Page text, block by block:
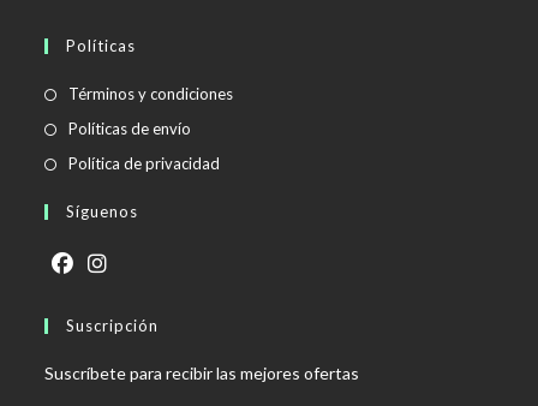
Políticas
Términos y condicionesSe
Políticas de envío
abre
Política de privacidad
Síguenos
abre
una
abre
una
Suscripción
Suscríbete para recibir las mejores ofertas